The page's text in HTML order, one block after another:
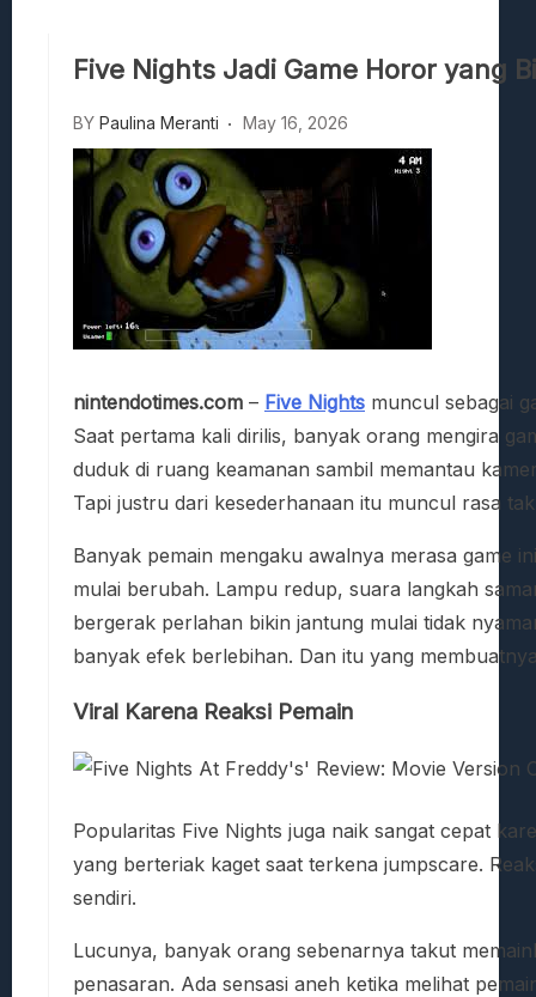
Beasts Of Bermuda: Panduan Bermain
Stranded Alien Dawn: Cara
Desolate: Tips Bertahan Dan Strategi
Five Nights Jadi Game Horor yang
BY Paulina Meranti May 16, 2026
nintendotimes.com – Five Nights muncul sebagai
Saat pertama kali dirilis, banyak orang mengira
duduk di ruang keamanan sambil memantau
Tapi justru dari kesederhanaan itu muncul rasa
Banyak pemain mengaku awalnya merasa game
mulai berubah. Lampu redup, suara langkah
bergerak perlahan bikin jantung mulai tidak
banyak efek berlebihan. Dan itu yang
Viral Karena Reaksi Pemain
Popularitas Five Nights juga naik sangat cepat
yang berteriak kaget saat terkena jumpscare.
sendiri.
Lucunya, banyak orang sebenarnya takut
penasaran. Ada sensasi aneh ketika melihat